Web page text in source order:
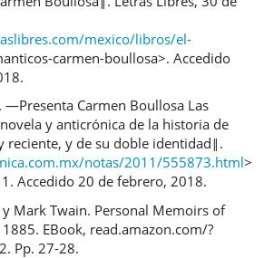
mexico/libros/el-
carmen-boullosa>. Accedido
―Presenta Carmen Boullosa Las
y anticrónica de la historia de
reciente, y de su doble identidad‖.
notas/2011/555873.html>
Accedido 20 de febrero, 2018.
y Mark Twain. Personal Memoirs of
1885. EBook, read.amazon.com/?
Pp. 27-28.